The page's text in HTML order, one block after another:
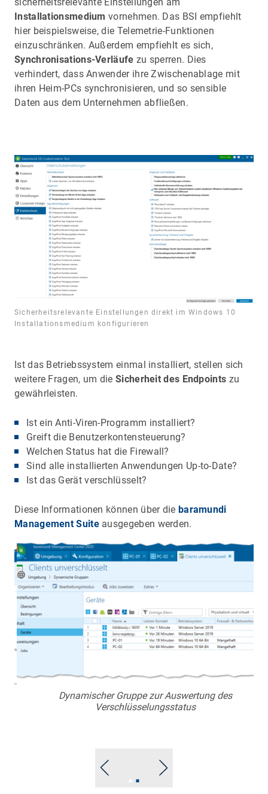
sicherheitsrelevante Einstellungen am
Installationsmedium vornehmen. Das BSI empfiehlt
hier beispielsweise, die Telemetrie-Funktionen
einzuschränken. Außerdem empfiehlt es sich,
Synchronisations-Verläufe zu sperren. Dies
verhindert, dass Anwender ihre Zwischenablage mit
ihren Heim-PCs synchronisieren, und so sensible
Daten aus dem Unternehmen abfließen.
Sicherheitsrelevante Einstellungen direkt im Windows 10
Installationsmedium konfigurieren
Ist das Betriebssystem einmal installiert, stellen sich
weitere Fragen, um die Sicherheit des Endpoints zu
gewährleisten.
Ist ein Anti-Viren-Programm installiert?
Greift die Benutzerkontensteuerung?
Welchen Status hat die Firewall?
Sind alle installierten Anwendungen Up-to-Date?
Ist das Gerät verschlüsselt?
Diese Informationen können über die baramundi
Management Suiteausgegeben werden.
Dynamischer Gruppe zur Auswertung des
Verschlüsselungsstatus
GoGo